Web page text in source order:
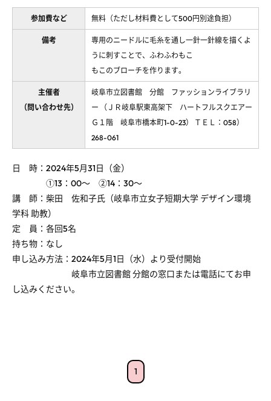
参加費など 無料（ただし材料費として500円別途負担）
備考
専用のニードルに毛糸を通し一針一針線を描くよ
うに刺すことで、ふわふわもこ
もこのブローチを作ります。
主催者
（問い合わせ先）
岐阜市立図書館 分館 ファッションライブラリ
ー （ＪＲ岐阜駅東高架下 ハートフルスクエアー
Ｇ１階 岐阜市橋本町1-0-23） ＴＥＬ：058）
268-061
日 時： 2024年5月31日（金）
①13 ： 00～ ②14 ： 30～
講 師：柴田 佐和子氏（岐阜市立女子短期大学 デザイン環境
学科 助教）
定 員：各回5名
持ち物：なし
申し込み方法：2024年5月1日（水）より受付開始
岐阜市立図書館 分館の窓口または電話にてお申
し込みください。
1